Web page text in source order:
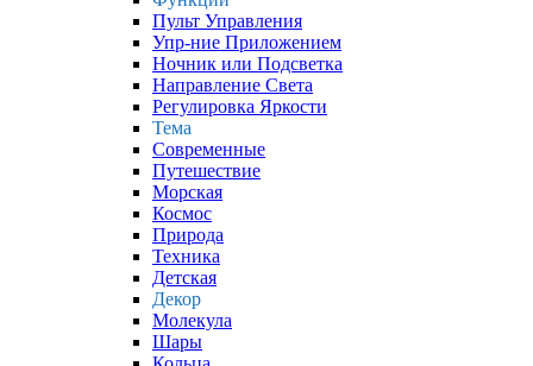
Пульт Управления
Упр-ние Приложением
Ночник или Подсветка
Направление Света
Регулировка Яркости
Тема
Современные
Путешествие
Морская
Космос
Природа
Техника
Детская
Декор
Молекула
Шары